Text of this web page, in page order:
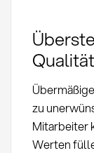
zu
Mitarbeiter
Werten